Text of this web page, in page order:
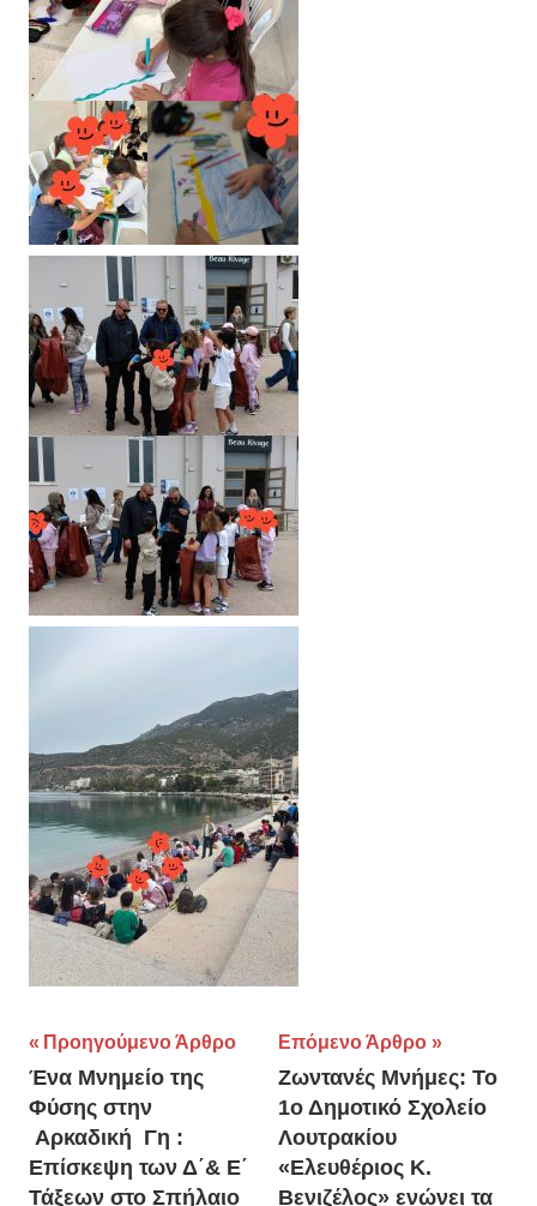
Πλοήγηση
άρθρων
Προηγούμενο Άρθρο
Ένα Μνημείο της
Φύσης στην
Αρκαδική Γη :
Επίσκεψη των Δ΄& Ε΄
Τάξεων στο Σπήλαιο
Επόμενο Άρθρο
Ζωντανές Μνήμες: Το
1ο Δημοτικό Σχολείο
Λουτρακίου
«Ελευθέριος Κ.
Βενιζέλος» ενώνει τα